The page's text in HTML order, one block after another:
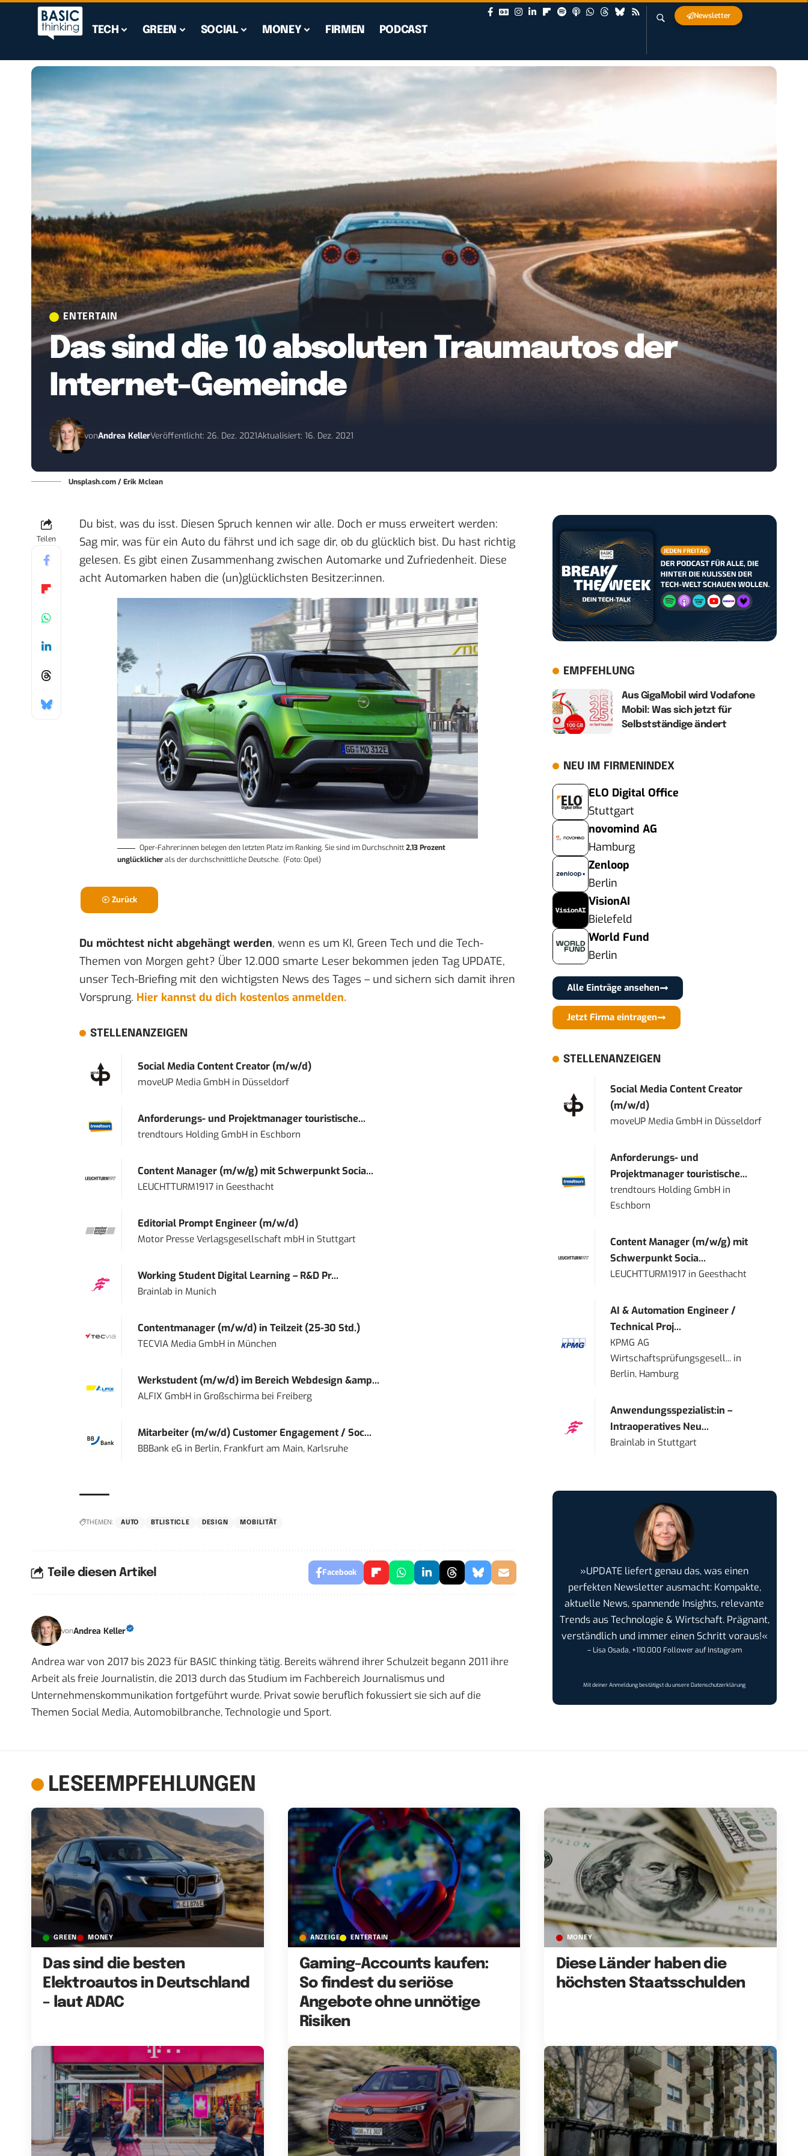
TECH GREEN SOCIAL MONEY FIRMEN PODCAST
Newsletter
ENTERTAIN
Das sind die 10 absoluten Traumautos der
Internet-Gemeinde
vonAndrea KellerVeröffentlicht: 26. Dez. 2021Aktualisiert: 16. Dez. 2021
Unsplash.com / Erik Mclean
Teilen
Du bist, was du isst. Diesen Spruch kennen wir alle. Doch er muss erweitert werden:
Sag mir, was für ein Auto du fährst und ich sage dir, ob du glücklich bist. Du hast richtig
gelesen. Es gibt einen Zusammenhang zwischen Automarke und Zufriedenheit. Diese
acht Automarken haben die (un)glücklichsten Besitzer:innen.
Oper-Fahrer:innen belegenden letzten Platz im Ranking. Sie sind im Durchschnitt2,13 Prozent
unglücklicherals der durchschnittliche Deutsche. (Foto: Opel)
Zurück
Du möchtest nicht abgehängt werden, wenn es um KI, Green Tech und die Tech-
Themen von Morgen geht? Über 12.000 smarte Leser bekommen jeden Tag UPDATE,
unser Tech-Briefing mit den wichtigsten News des Tages – und sichern sich damit ihren
Vorsprung. Hier kannst du dich kostenlos anmelden.
STELLENANZEIGEN
Social Media Content Creator (m/w/d)
moveUP Media GmbHin Düsseldorf
Anforderungs- und Projektmanager touristische...
trendtours Holding GmbHin Eschborn
Content Manager (m/w/g) mit Schwerpunkt Socia...
LEUCHTTURM1917in Geesthacht
Editorial Prompt Engineer (m/w/d)
Motor Presse Verlagsgesellschaft mbHin Stuttgart
Working Student Digital Learning – R&D Pr...
Brainlab in Munich
Contentmanager (m/w/d) in Teilzeit (25-30 Std.)
TECVIA Media GmbHin München
Werkstudent (m/w/d) im Bereich Webdesign &amp...
ALFIX GmbHin Großschirma bei Freiberg
Mitarbeiter (m/w/d) Customer Engagement / Soc...
BBBank eG in Berlin, Frankfurt am Main, Karlsruhe
THEMEN: AUTO BTLISTICLE DESIGN MOBILITÄT
Teile diesen Artikel Facebook
vonAndrea Keller
Andrea war von 2017 bis 2023 für BASIC thinking tätig. Bereits während ihrer Schulzeit begann 2011 ihre
Arbeit als freie Journalistin, die 2013 durch das Studium im Fachbereich Journalismus und
Unternehmenskommunikation fortgeführt wurde. Privat sowie beruflich fokussiert sie sich auf die
Themen Social Media, Automobilbranche, Technologie und Sport.
EMPFEHLUNG
Aus GigaMobil wird Vodafone
Mobil: Was sich jetzt für
Selbstständige ändert
NEU IM FIRMENINDEX
ELO Digital Office
Stuttgart
novomind AG
Hamburg
Zenloop
Berlin
VisionAI
Bielefeld
World Fund
Berlin
Alle Einträge ansehen
Jetzt Firma eintragen
STELLENANZEIGEN
Social Media Content Creator
(m/w/d)
moveUP Media GmbH in Düsseldorf
Anforderungs- und
Projektmanager touristische...
trendtours Holding GmbH in
Eschborn
Content Manager (m/w/g) mit
Schwerpunkt Socia...
LEUCHTTURM1917 in Geesthacht
AI & Automation Engineer /
Technical Proj...
KPMG AG
Wirtschaftsprüfungsgesell... in
Berlin, Hamburg
Anwendungsspezialist:in –
Intraoperatives Neu...
Brainlab in Stuttgart
»UPDATE liefert genau das, was einen
perfekten Newsletter ausmacht: Kompakte,
aktuelle News, spannende Insights, relevante
Trends aus Technologie & Wirtschaft. Prägnant,
verständlich und immer einen Schritt voraus!«
– Lisa Osada, +110.000 Follower auf Instagram
Mit deiner Anmeldung bestätigst du unsereDatenschutzerklärung
LESEEMPFEHLUNGEN
GREEN MONEY
Das sind die besten
Elektroautos in Deutschland
– laut ADAC
ANZEIGE ENTERTAIN
Gaming-Accounts kaufen:
So findest du seriöse
Angebote ohne unnötige
Risiken
MONEY
Diese Länder haben die
höchsten Staatsschulden